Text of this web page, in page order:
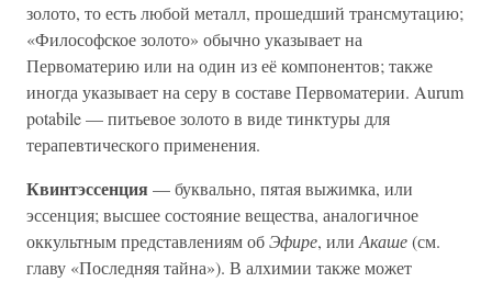
золото, то есть любой металл, прошедший трансмутацию;
«Философское золото» обычно указывает на
Первоматерию или на один из её компонентов; также
иногда указывает на серу в составе Первоматерии. Aurum
potabile — питьевое золото в виде тинктуры для
терапевтического применения.
Квинтэссенция — буквально, пятая выжимка, или
эссенция; высшее состояние вещества, аналогичное
оккультным представлениям обЭфире, или Акаше(см.
главу «Последняя тайна»). В алхимии также может